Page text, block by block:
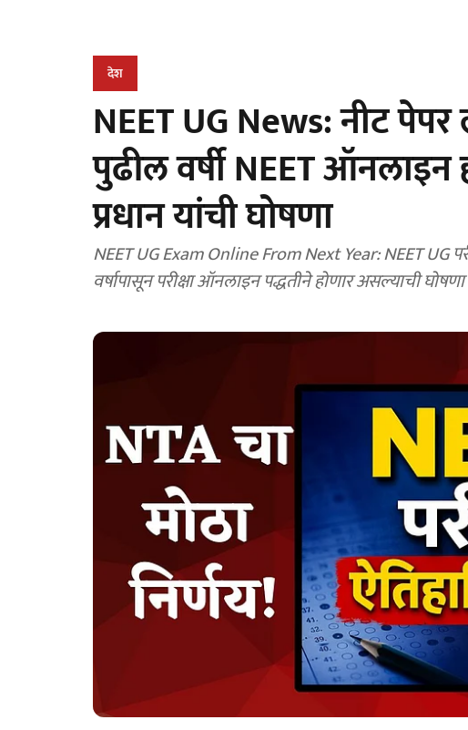
देश
NEET UG News: नीट
पुढील वर्षी NEET ऑनलाइन
प्रधान यांची घोषणा
NEET UG Exam Online From Next Year: NEET UG
वर्षापासून परीक्षा ऑनलाइन पद्धतीने होणार असल्याची घोषणा